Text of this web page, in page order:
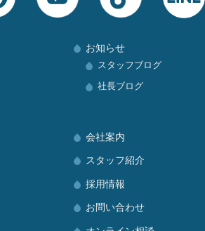
お知らせ
スタッフブログ
社長ブログ
会社案内
スタッフ紹介
採用情報
お問い合わせ